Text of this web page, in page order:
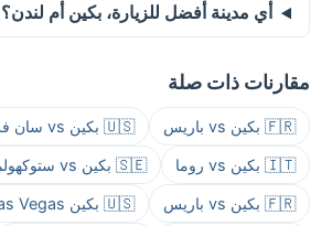
أي مدينة أفضل للزيارة، بكين أم لندن؟
مقارنات ذات صلة
🇫🇷 بكين vs باريس 🇺🇸 بكين vs سان فرانسيسكو
🇮🇹 بكين vs روما 🇸🇪 بكين vs ستوكهولم
🇫🇷 بكين vs باريس 🇺🇸 بكين vs Las Vegas